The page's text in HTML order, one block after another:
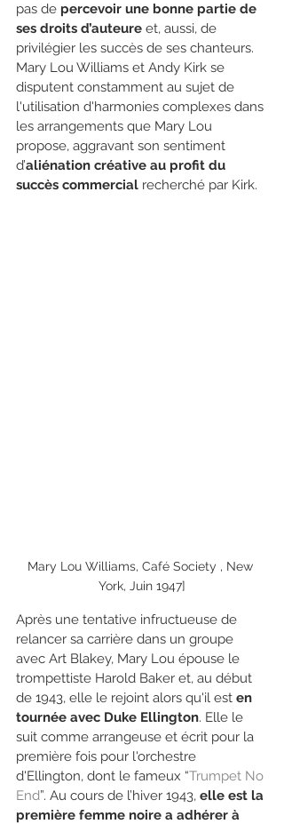
pas de percevoir une bonne partie de
ses droits d’auteure et, aussi, de
privilégier les succès de ses chanteurs.
Mary Lou Williams et Andy Kirk se
disputent constamment au sujet de
l'utilisation d'harmonies complexes dans
les arrangements que Mary Lou
propose, aggravant son sentiment
d’aliénation créative au profit du
succès commercial recherché par Kirk.
Mary Lou Williams, Café Society , New
York, Juin 1947]
Après une tentative infructueuse de
relancer sa carrière dans un groupe
avec Art Blakey, Mary Lou épouse le
trompettiste Harold Baker et, au début
de 1943, elle le rejoint alors qu'il est en
tournée avec Duke Ellington. Elle le
suit comme arrangeuse et écrit pour la
première fois pour l'orchestre
d'Ellington, dont le fameux “Trumpet No
End”. Au cours de l’hiver 1943, elle est la
première femme noire a adhérer à